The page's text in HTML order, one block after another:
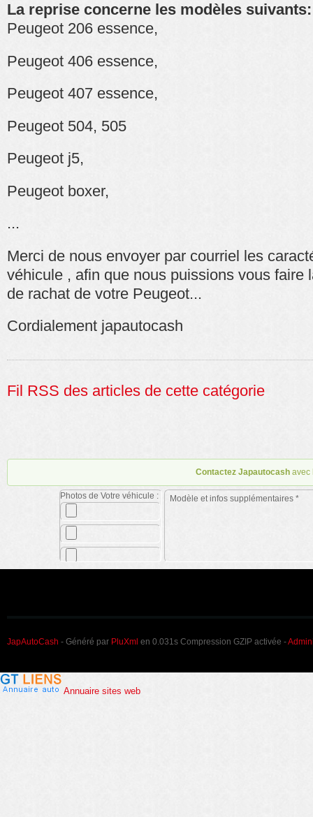
La reprise concerne les modèles suivants:
Peugeot 206 essence,
Peugeot 406 essence,
Peugeot 407 essence,
Peugeot 504, 505
Peugeot j5,
Peugeot boxer,
...
Merci de nous envoyer par courriel les
véhicule , afin que nous puissions vous faire
de rachat de votre Peugeot...
Cordialement japautocash
Fil RSS des articles de cette catégorie
Contactez Japautocash avec
Photos de Votre véhicule :
JapAutoCash - Généré par PluXml en 0.031s Compression GZIP activée -
Annuaire sites web